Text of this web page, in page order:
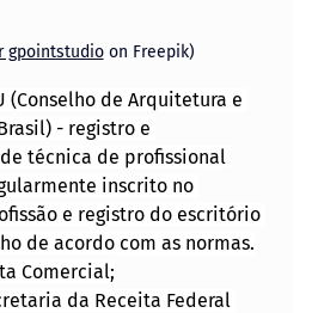
gpointstudio on Freepik)
(Conselho de Arquitetura e
- registro e
técnica de profissional
inscrito no
e registro do escritório
de acordo com as normas.
Comercial;
da Receita Federal